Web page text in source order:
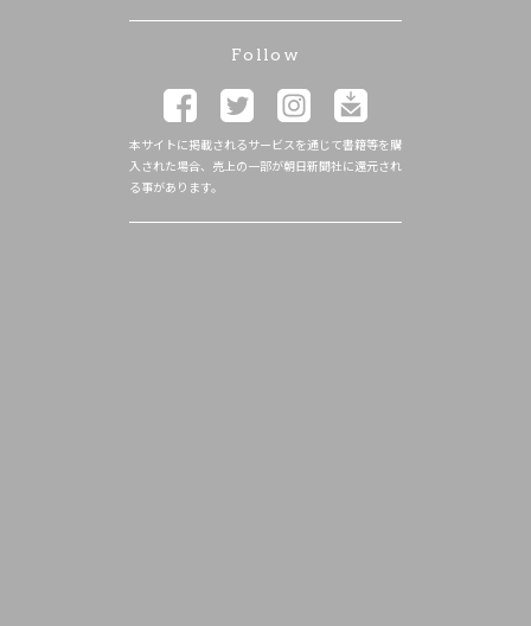
Follow
本サイトに掲載されるサービスを通じて書籍等を購
入された場合、売上の一部が朝日新聞社に還元され
る事があります。